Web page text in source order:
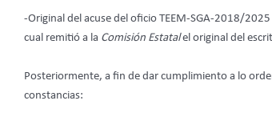
-Original del acuse del oficio TEEM-SGA-2018/
cual remitió a la Comisión Estatalel original del
Posteriormente, a fin de dar cumplimiento a lo
constancias: